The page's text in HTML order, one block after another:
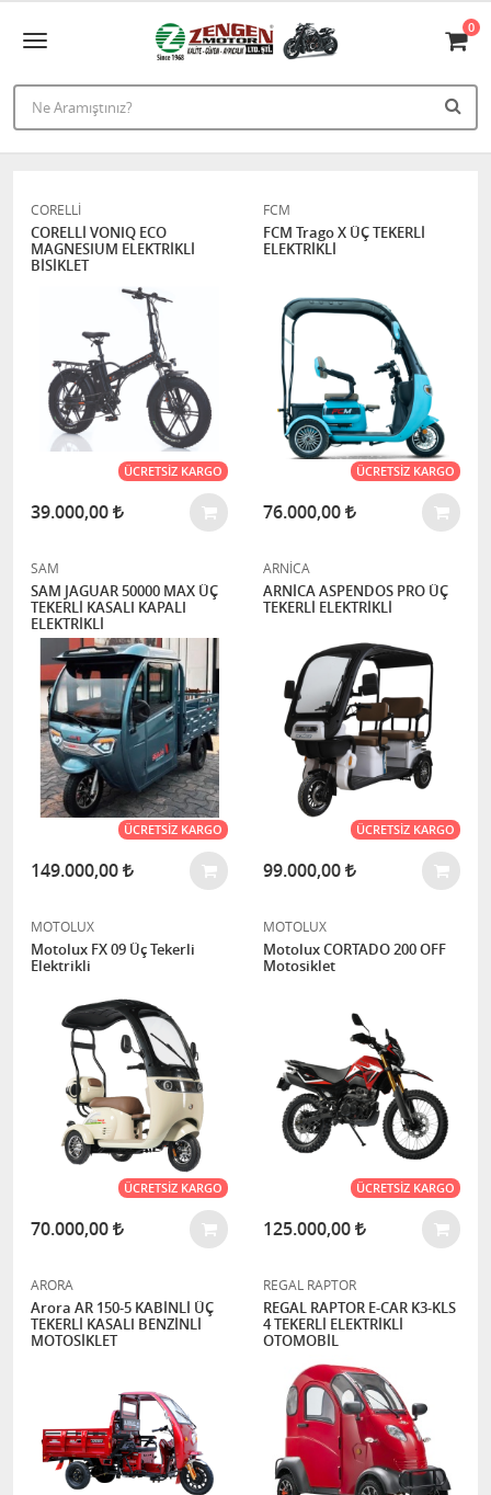
0
CORELLİ
CORELLİ VONIQ ECO
MAGNESIUM ELEKTRİKLİ
BİSİKLET
ÜCRETSIZ KARGO
39.000,00
FCM
FCM Trago X ÜÇ TEKERLİ
ELEKTRİKLİ
ÜCRETSIZ KARGO
76.000,00
SAM
SAM JAGUAR 50000 MAX ÜÇ
TEKERLİ KASALI KAPALI
ELEKTRİKLİ
ÜCRETSIZ KARGO
149.000,00
ARNİCA
ARNİCA ASPENDOS PRO ÜÇ
TEKERLİ ELEKTRİKLİ
ÜCRETSIZ KARGO
99.000,00
MOTOLUX
Motolux FX 09 Üç Tekerli
Elektrikli
ÜCRETSIZ KARGO
70.000,00
MOTOLUX
Motolux CORTADO 200 OFF
Motosiklet
ÜCRETSIZ KARGO
125.000,00
ARORA
Arora AR 150-5 KABİNLİ ÜÇ
TEKERLİ KASALI BENZİNLİ
MOTOSİKLET
REGAL RAPTOR
REGAL RAPTOR E-CAR K3-KLS
4 TEKERLİ ELEKTRİKLİ
OTOMOBİL